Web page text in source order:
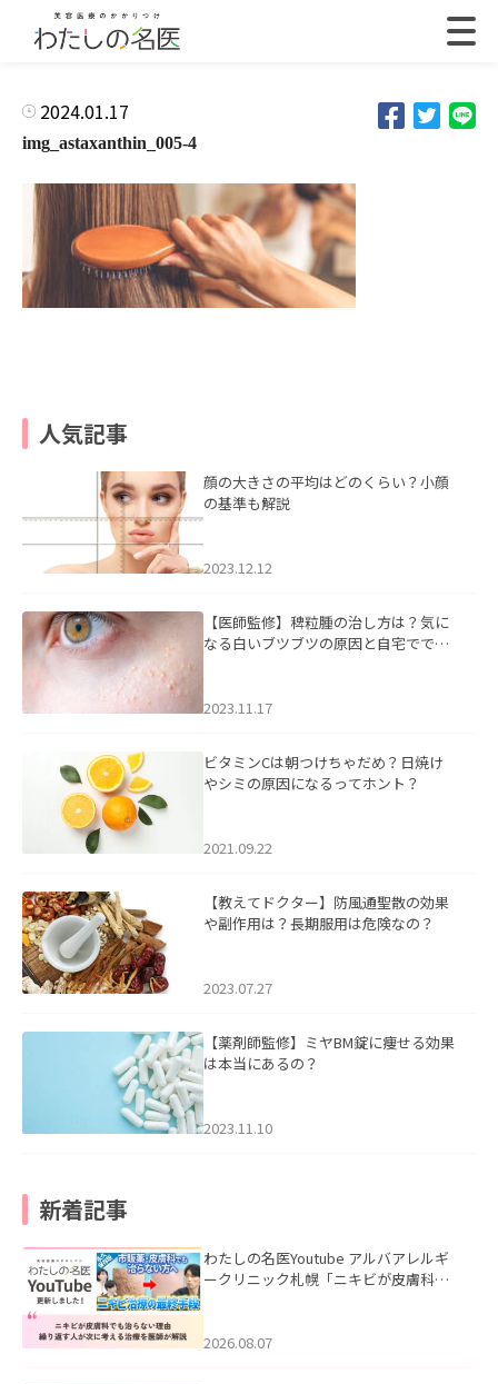
2024.01.17
img_astaxanthin_005-4
人気記事
顔の大きさの平均はどのくらい？小顔
の基準も解説
2023.12.12
【医師監修】稗粒腫の治し方は？気に
なる白いブツブツの原因と自宅ででき
2023.11.17
ビタミンCは朝つけちゃだめ？日焼け
やシミの原因になるってホント？
2021.09.22
【教えてドクター】防風通聖散の効果
や副作用は？長期服用は危険なの？
2023.07.27
【薬剤師監修】ミヤBM錠に痩せる効果
は本当にあるの？
2023.11.10
新着記事
わたしの名医Youtube アルバアレルギ
ークリニック札幌「ニキビが皮膚科で
ました。
2026.08.07